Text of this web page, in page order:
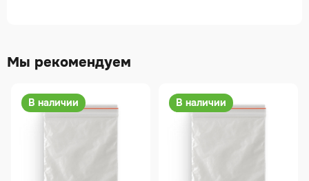
Мы рекомендуем
В наличии В наличии